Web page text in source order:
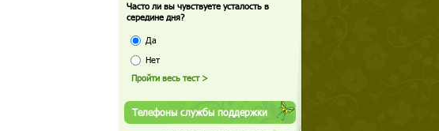
Часто ли вы чувствуете усталость в
середине дня?
Да
Нет
Телефоны службы поддержки